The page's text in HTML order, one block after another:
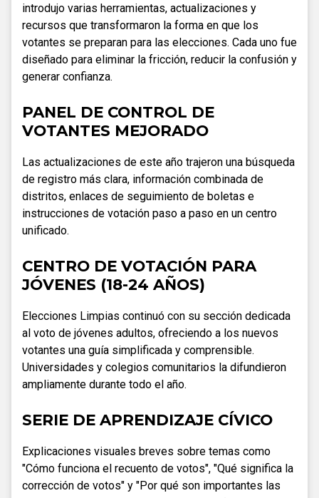
introdujo varias herramientas, actualizaciones y
recursos que transformaron la forma en que los
votantes se preparan para las elecciones. Cada uno fue
diseñado para eliminar la fricción, reducir la confusión y
generar confianza.
PANEL DE CONTROL DE
VOTANTES MEJORADO
Las actualizaciones de este año trajeron una búsqueda
de registro más clara, información combinada de
distritos, enlaces de seguimiento de boletas e
instrucciones de votación paso a paso en un centro
unificado.
CENTRO DE VOTACIÓN PARA
JÓVENES (18-24 AÑOS)
Elecciones Limpias continuó con su sección dedicada
al voto de jóvenes adultos, ofreciendo a los nuevos
votantes una guía simplificada y comprensible.
Universidades y colegios comunitarios la difundieron
ampliamente durante todo el año.
SERIE DE APRENDIZAJE CÍVICO
Explicaciones visuales breves sobre temas como
"Cómo funciona el recuento de votos", "Qué significa la
corrección de votos" y "Por qué son importantes las